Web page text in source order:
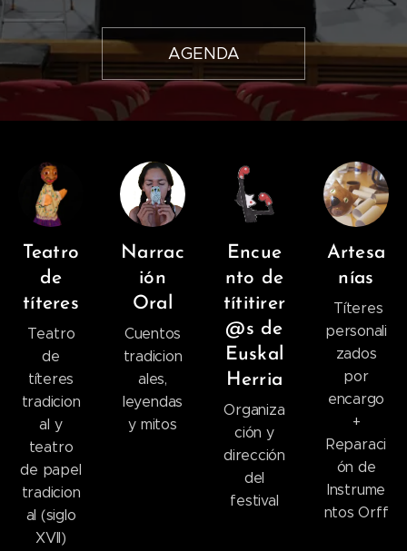
AGENDA
Teatro
de
títeres
Teatro
de
títeres
tradicion
al y
teatro
de papel
tradicion
al (siglo
XVII)
Narrac
ión
Oral
Cuentos
tradicion
ales,
leyendas
y mitos
Encue
nto de
títitirer
@s de
Euskal
Herria
Organiza
ción y
dirección
del
festival
Artesa
nías
Títeres
personali
zados
por
encargo
+
Reparaci
ón de
Instrume
ntos Orff